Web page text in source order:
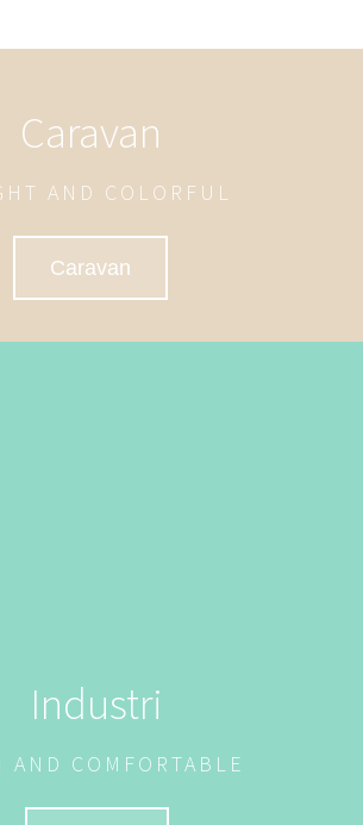
Caravan
AND COLORFUL
Caravan
Industri
AND COMFORTABLE